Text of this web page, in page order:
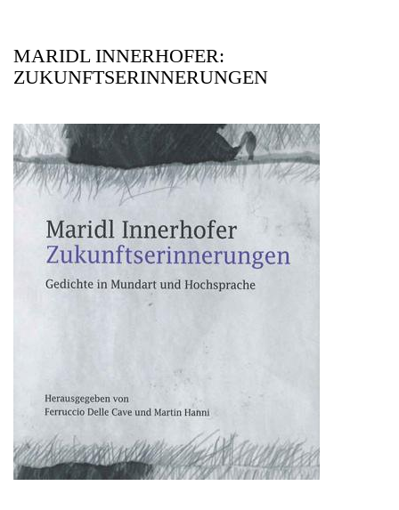
MARIDL INNERHOFER:
ZUKUNFTSERINNERUNGEN